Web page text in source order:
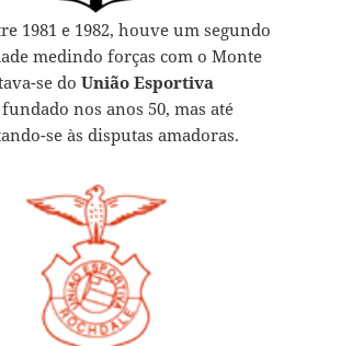
1981 e 1982, houve um segundo
medindo forças com o Monte
se do União Esportiva
fundado nos anos 50, mas até
se às disputas amadoras.